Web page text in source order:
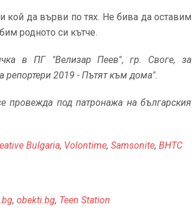
да върви по тях. Не бива да оставим
родното си кътче.
в ПГ "Велизар Пеев", гр. Своге, за
репортери 2019 - Пътят към дома".
провежда под патронажа на българския
Bulgaria, Volontime, Samsonite, BHTC
, obekti.bg, Teen Station